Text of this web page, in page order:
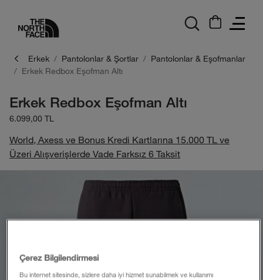
Erkek Pantolonlar & Şortlar
Pantolonlar & Eşofmanlar
Erkek Redbox Eşofman Altı
Erkek Redbox Eşofman Altı
6.099,00 TL
World, Axess ve Bonus Kredi Kartlarına 15.000 TL ve
Üzeri Alışverişlerde Vade Farksız 6 Taksit
Çerez Bilgilendirmesi
Bu internet sitesinde, sizlere daha iyi hizmet sunabilmek ve kullanımı